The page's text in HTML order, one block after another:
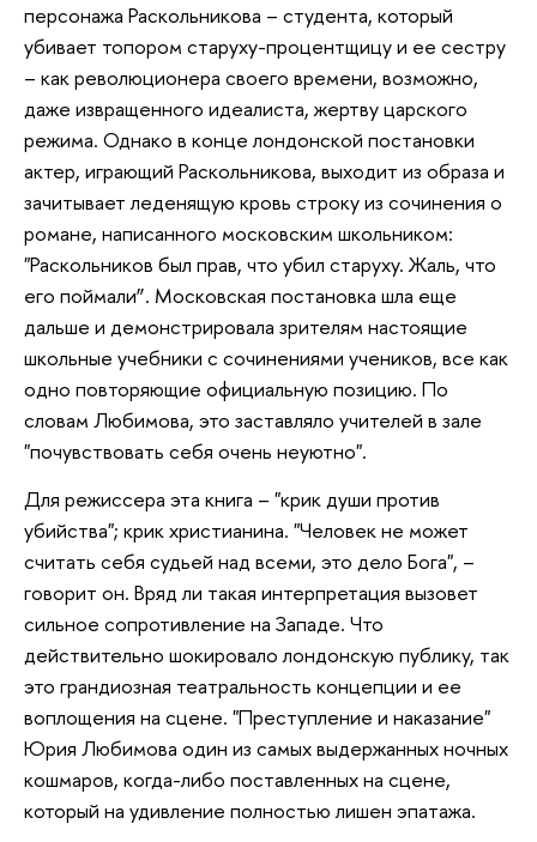
персонажа Раскольникова – студента, который
убивает топором старуху-процентщицу и ее сестру
– как революционера своего времени, возможно,
даже извращенного идеалиста, жертву царского
режима. Однако в конце лондонской постановки
актер, играющий Раскольникова, выходит из образа и
зачитывает леденящую кровь строку из сочинения о
романе, написанного московским школьником:
"Раскольников был прав, что убил старуху. Жаль, что
его поймали”. Московская постановка шла еще
дальше и демонстрировала зрителям настоящие
школьные учебники с сочинениями учеников, все как
одно повторяющие официальную позицию. По
словам Любимова, это заставляло учителей в зале
"почувствовать себя очень неуютно".
Для режиссера эта книга – "крик души против
убийства"; крик христианина. "Человек не может
считать себя судьей над всеми, это дело Бога", –
говорит он. Вряд ли такая интерпретация вызовет
сильное сопротивление на Западе. Что
действительно шокировало лондонскую публику, так
это грандиозная театральность концепции и ее
воплощения на сцене. "Преступление и наказание"
Юрия Любимова один из самых выдержанных ночных
кошмаров, когда-либо поставленных на сцене,
который на удивление полностью лишен эпатажа.